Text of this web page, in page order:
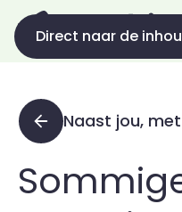
Direct naar de
Naast jou,